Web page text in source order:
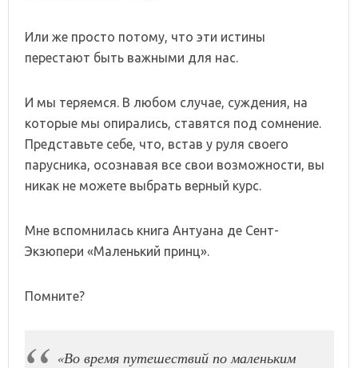
Или же просто потому, что эти истины
перестают быть важными для нас.
И мы теряемся. В любом случае, суждения, на
которые мы опирались, ставятся под сомнение.
Представьте себе, что, встав у руля своего
парусника, осознавая все свои возможности, вы
никак не можете выбрать верный курс.
Мне вспомнилась книга Антуана де Сент-
Экзюпери «Маленький принц».
Помните?
«Во время путешествий по маленьким